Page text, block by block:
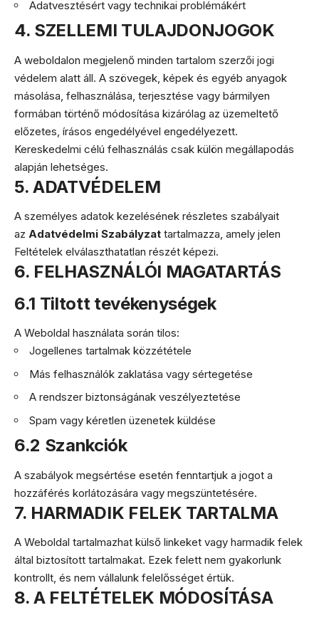
Adatvesztésért vagy technikai problémákért
4. SZELLEMI TULAJDONJOGOK
A weboldalon megjelenő minden tartalom szerzői jogi
védelem alatt áll. A szövegek, képek és egyéb anyagok
másolása, felhasználása, terjesztése vagy bármilyen
formában történő módosítása kizárólag az üzemeltető
előzetes, írásos engedélyével engedélyezett.
Kereskedelmi célú felhasználás csak külön megállapodás
alapján lehetséges.
5. ADATVÉDELEM
A személyes adatok kezelésének részletes szabályait
az Adatvédelmi Szabályzat tartalmazza, amely jelen
Feltételek elválaszthatatlan részét képezi.
6. FELHASZNÁLÓI MAGATARTÁS
6.1 Tiltott tevékenységek
A Weboldal használata során tilos:
Jogellenes tartalmak közzététele
Más felhasználók zaklatása vagy sértegetése
A rendszer biztonságának veszélyeztetése
Spam vagy kéretlen üzenetek küldése
6.2 Szankciók
A szabályok megsértése esetén fenntartjuk a jogot a
hozzáférés korlátozására vagy megszüntetésére.
7. HARMADIK FELEK TARTALMA
A Weboldal tartalmazhat külső linkeket vagy harmadik felek
által biztosított tartalmakat. Ezek felett nem gyakorlunk
kontrollt, és nem vállalunk felelősséget értük.
8. A FELTÉTELEK MÓDOSÍTÁSA